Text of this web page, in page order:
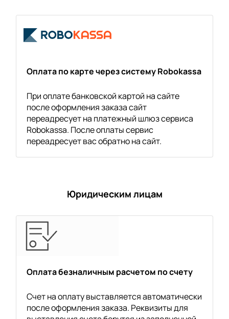
Оплата по карте через систему Robokassa
При оплате банковской картой на сайте
после оформления заказа сайт
переадресует на платежный шлюз сервиса
Robokassa. После оплаты сервис
переадресует вас обратно на сайт.
Юридическим лицам
Оплата безналичным расчетом по счету
Счет на оплату выставляется автоматически
после оформления заказа. Реквизиты для